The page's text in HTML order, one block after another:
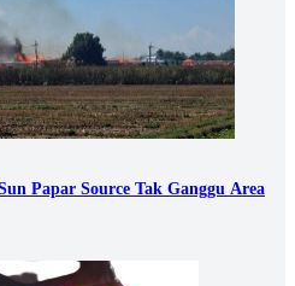
Papar Source Tak Ganggu Area